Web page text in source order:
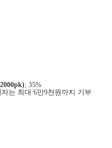
; 35%
는 최대 6만9천원까지 기부